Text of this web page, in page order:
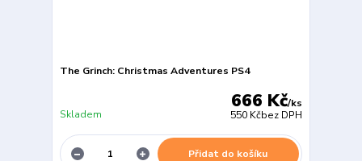
The Grinch: Christmas Adventures PS4
666 Kč/ks
550 Kčbez DPH
Skladem
Přidat do košíku